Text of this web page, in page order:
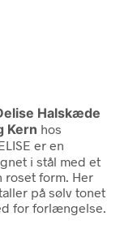
Halskæde
Kern hos
er en
i stål med et
roset form. Her
på sølv tonet
for forlængelse.